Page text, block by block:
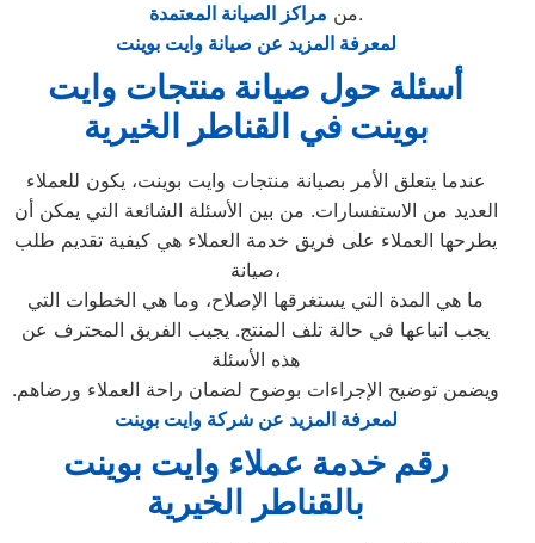
من مراكز الصيانة المعتمدة
.
لمعرفة المزيد عن صيانة وايت بوينت
أسئلة حول صيانة منتجات وايت
بوينت في القناطر الخيرية
عندما يتعلق الأمر بصيانة منتجات وايت بوينت، يكون للعملاء
العديد من الاستفسارات. من بين الأسئلة الشائعة التي يمكن أن
يطرحها العملاء على فريق خدمة العملاء هي كيفية تقديم طلب
صيانة،
ما هي المدة التي يستغرقها الإصلاح، وما هي الخطوات التي
يجب اتباعها في حالة تلف المنتج. يجيب الفريق المحترف عن
هذه الأسئلة
ويضمن توضيح الإجراءات بوضوح لضمان راحة العملاء ورضاهم.
لمعرفة المزيد عن شركة وايت بوينت
رقم خدمة عملاء وايت بوينت
بالقناطر الخيرية